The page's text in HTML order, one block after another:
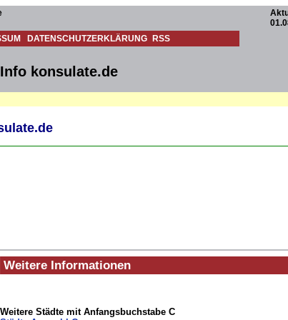
DATENSCHUTZERKLÄRUNG RSS
konsulate.de
Weitere Informationen
Weitere Städte mit Anfangsbuchstabe C